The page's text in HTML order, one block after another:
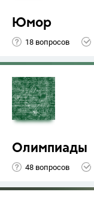
Юмор
18 вопросов
Олимпиады
48 вопросов